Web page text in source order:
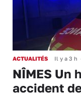
ACTUALITÉS Il y a 3 h
NÎMES Un
accident